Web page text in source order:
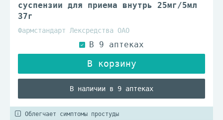
суспензии для приема внутрь 25мг/5мл
37г
Фармстандарт Лексредства ОАО
В наличии в 9 аптеках
Облегчает симптомы простуды